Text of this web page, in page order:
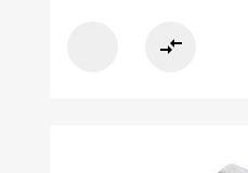
compare_arrows